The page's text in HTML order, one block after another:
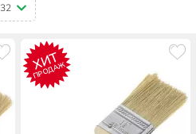
32
ХИТ
ПРОДАЖ